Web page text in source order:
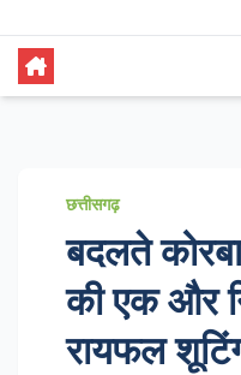
छत्तीसगढ़
बदलते
की एक और
रायफल